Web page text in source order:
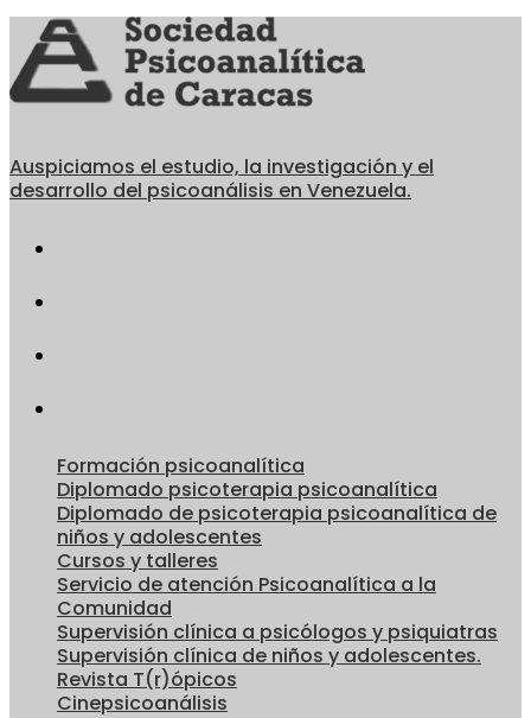
Auspiciamos el estudio, la investigación y el
desarrollo del psicoanálisis en Venezuela.
Formación psicoanalítica
Diplomado psicoterapia psicoanalítica
Diplomado de psicoterapia psicoanalítica de
niños y adolescentes
Cursos y talleres
Servicio de atención Psicoanalítica a la
Comunidad
Supervisión clínica a psicólogos y psiquiatras
Supervisión clínica de niños y adolescentes.
Revista T(r)ópicos
Cinepsicoanálisis